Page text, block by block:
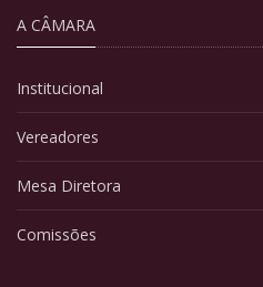
A CÂMARA
Institucional
Vereadores
Mesa Diretora
Comissões